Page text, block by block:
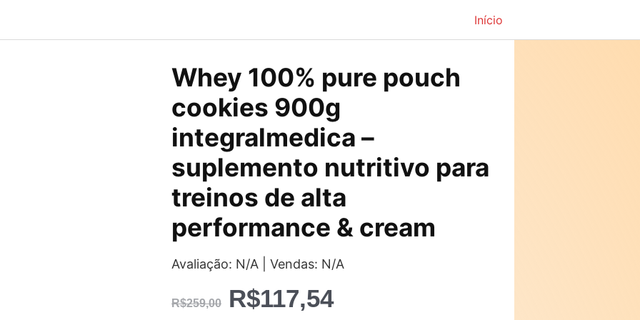
Início
Whey 100% pure pouch
cookies 900g
integralmedica –
suplemento nutritivo para
treinos de alta
performance & cream
Avaliação: N/A | Vendas: N/A
R$259,00
O
preço
original
era:
R$259,00.
R$117,54
O
preço
atual
é:
R$117,54.